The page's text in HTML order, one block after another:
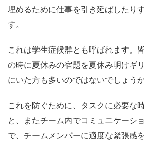
埋めるために仕事を引き延ばしたり
す。
これは学生症候群とも呼ばれます。
の時に夏休みの宿題を夏休み明けギ
にいた方も多いのではないでしょうか
これを防ぐために、タスクに必要な
と、またチーム内でコミュニケーシ
で、チームメンバーに適度な緊張感